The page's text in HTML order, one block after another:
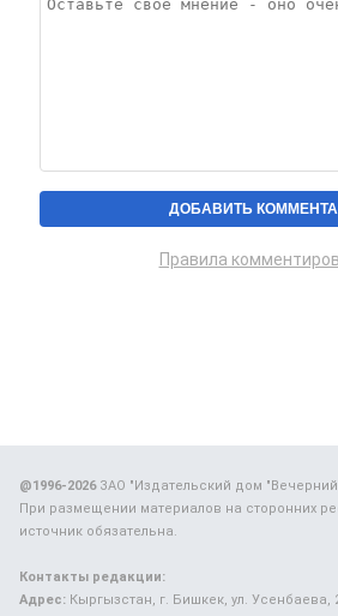
Правила
@1996-2026ЗАО "Издательский дом
При размещении материалов на сторонних
источник обязательна.
Контакты редакции:
Адрес: Кыргызстан, г. Бишкек, ул. Усенбаева,